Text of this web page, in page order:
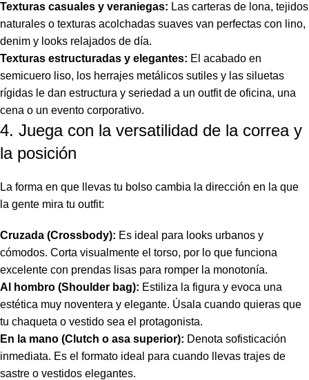
Texturas casuales y veraniegas: Las carteras de lona, tejidos
naturales o texturas acolchadas suaves van perfectas con lino,
denim y looks relajados de día.
Texturas estructuradas y elegantes: El acabado en
semicuero liso, los herrajes metálicos sutiles y las siluetas
rígidas le dan estructura y seriedad a un outfit de oficina, una
cena o un evento corporativo.
4. Juega con la versatilidad de la correa y
la posición
La forma en que llevas tu bolso cambia la dirección en la que
la gente mira tu outfit:
Cruzada (Crossbody): Es ideal para looks urbanos y
cómodos. Corta visualmente el torso, por lo que funciona
excelente con prendas lisas para romper la monotonía.
Al hombro (Shoulder bag): Estiliza la figura y evoca una
estética muy noventera y elegante. Úsala cuando quieras que
tu chaqueta o vestido sea el protagonista.
En la mano (Clutch o asa superior): Denota sofisticación
inmediata. Es el formato ideal para cuando llevas trajes de
sastre o vestidos elegantes.